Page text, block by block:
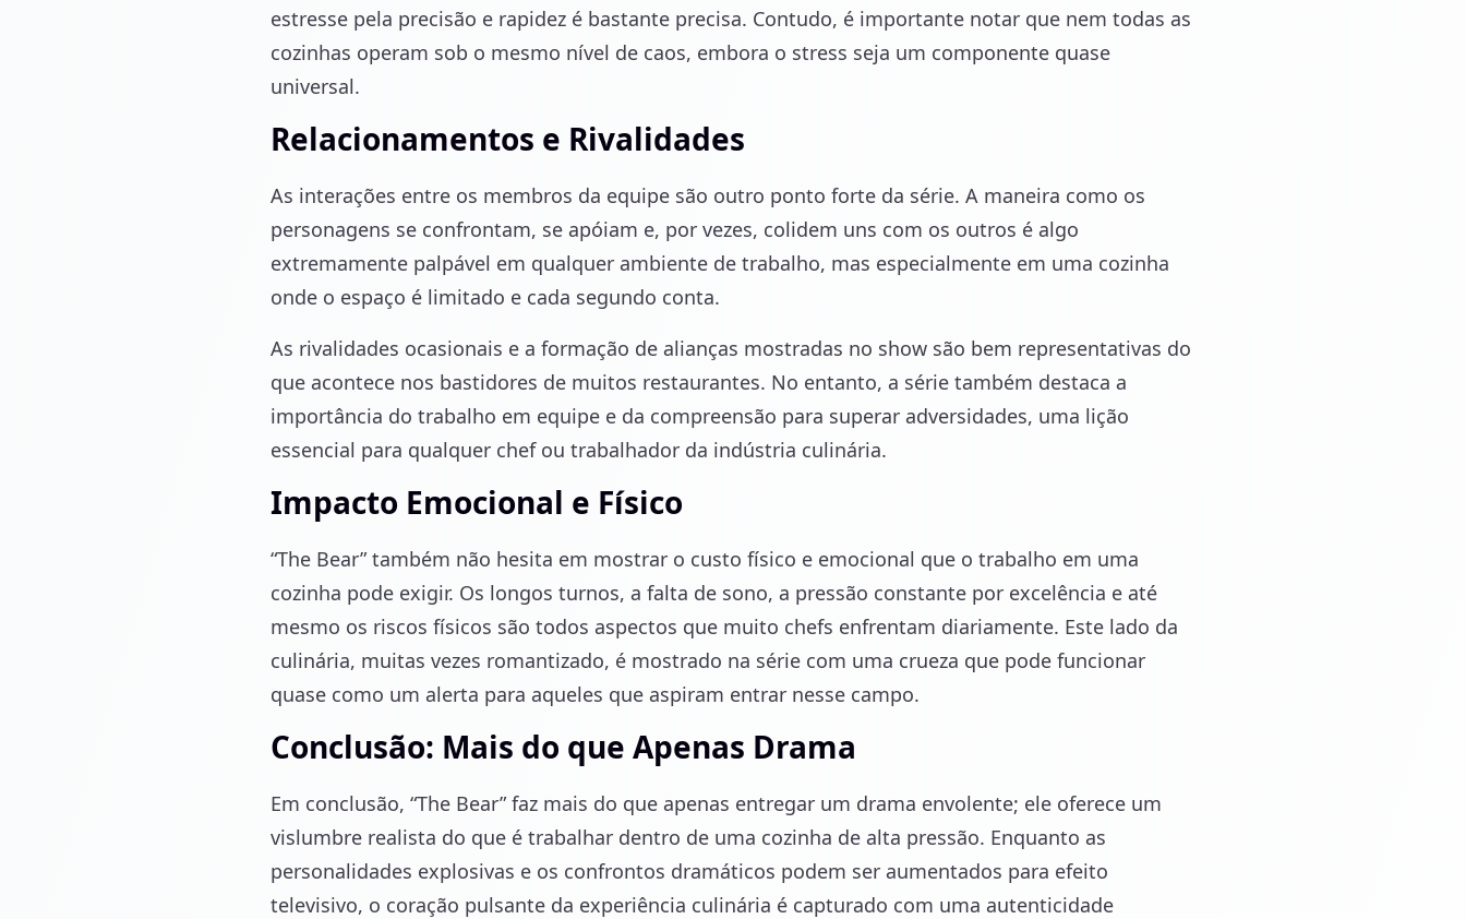
estresse pela precisão e rapidez é bastante precisa. Contudo, é importante notar que nem todas as
cozinhas operam sob o mesmo nível de caos, embora o stress seja um componente quase
universal.
Relacionamentos e Rivalidades
As interações entre os membros da equipe são outro ponto forte da série. A maneira como os
personagens se confrontam, se apóiam e, por vezes, colidem uns com os outros é algo
extremamente palpável em qualquer ambiente de trabalho, mas especialmente em uma cozinha
onde o espaço é limitado e cada segundo conta.
As rivalidades ocasionais e a formação de alianças mostradas no show são bem representativas do
que acontece nos bastidores de muitos restaurantes. No entanto, a série também destaca a
importância do trabalho em equipe e da compreensão para superar adversidades, uma lição
essencial para qualquer chef ou trabalhador da indústria culinária.
Impacto Emocional e Físico
“The Bear” também não hesita em mostrar o custo físico e emocional que o trabalho em uma
cozinha pode exigir. Os longos turnos, a falta de sono, a pressão constante por excelência e até
mesmo os riscos físicos são todos aspectos que muito chefs enfrentam diariamente. Este lado da
culinária, muitas vezes romantizado, é mostrado na série com uma crueza que pode funcionar
quase como um alerta para aqueles que aspiram entrar nesse campo.
Conclusão: Mais do que Apenas Drama
Em conclusão, “The Bear” faz mais do que apenas entregar um drama envolente; ele oferece um
vislumbre realista do que é trabalhar dentro de uma cozinha de alta pressão. Enquanto as
personalidades explosivas e os confrontos dramáticos podem ser aumentados para efeito
televisivo, o coração pulsante da experiência culinária é capturado com uma autenticidade